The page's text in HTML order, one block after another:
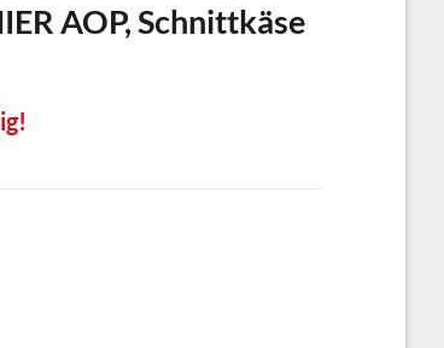
AOP, Schnittkäse